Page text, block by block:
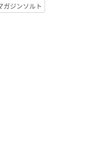
ガジンソルト